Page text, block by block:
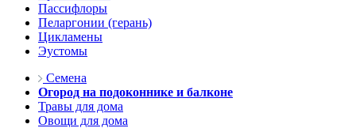
Пассифлоры
Пеларгонии (герань)
Цикламены
Эустомы
Семена
Огород на подоконнике и балконе
Травы для дома
Овощи для дома